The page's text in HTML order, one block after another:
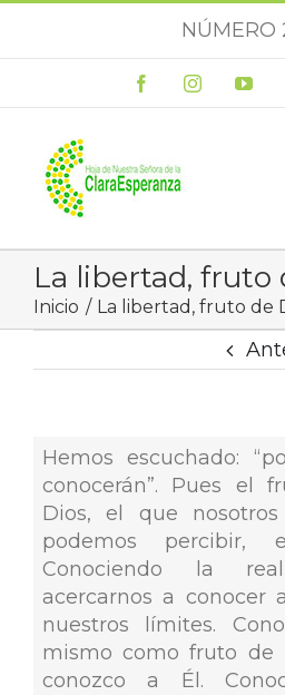
NÚMERO
FacebookInstagram
La libertad, fruto
Inicio La libertad, fruto de
Hemos escuchado:
conocerán”. Pues el
Dios, el que
podemos percibir,
Conociendo la
acercarnos a conocer
nuestros límites.
mismo como fruto de
conozco a Él.